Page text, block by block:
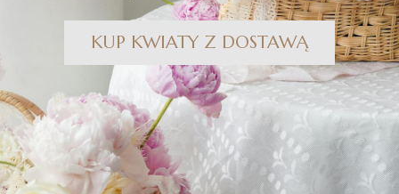
KUP KWIATY Z DOSTAWĄ